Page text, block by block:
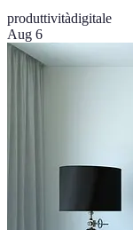
produttivitàdigitale
Aug 6